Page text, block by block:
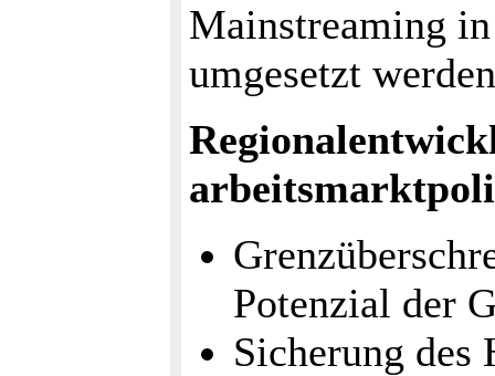
Mainstreaming
umgesetzt
Potenzial der
Sicherung